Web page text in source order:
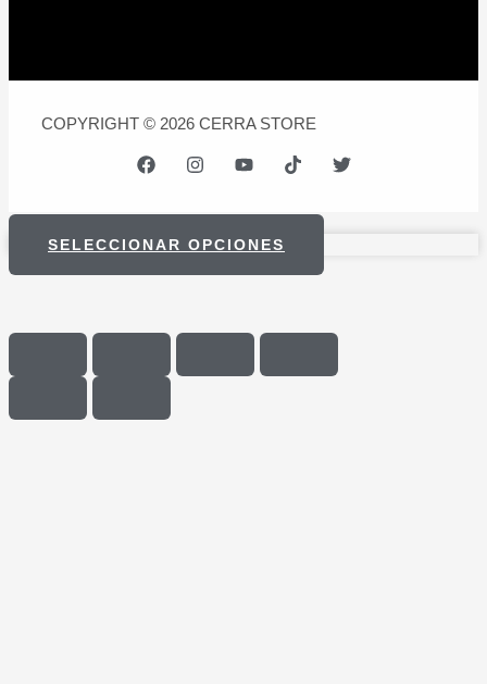
COPYRIGHT © 2026 CERRA STORE
SELECCIONAR OPCIONES